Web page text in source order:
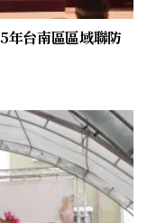
年台南區區域聯防